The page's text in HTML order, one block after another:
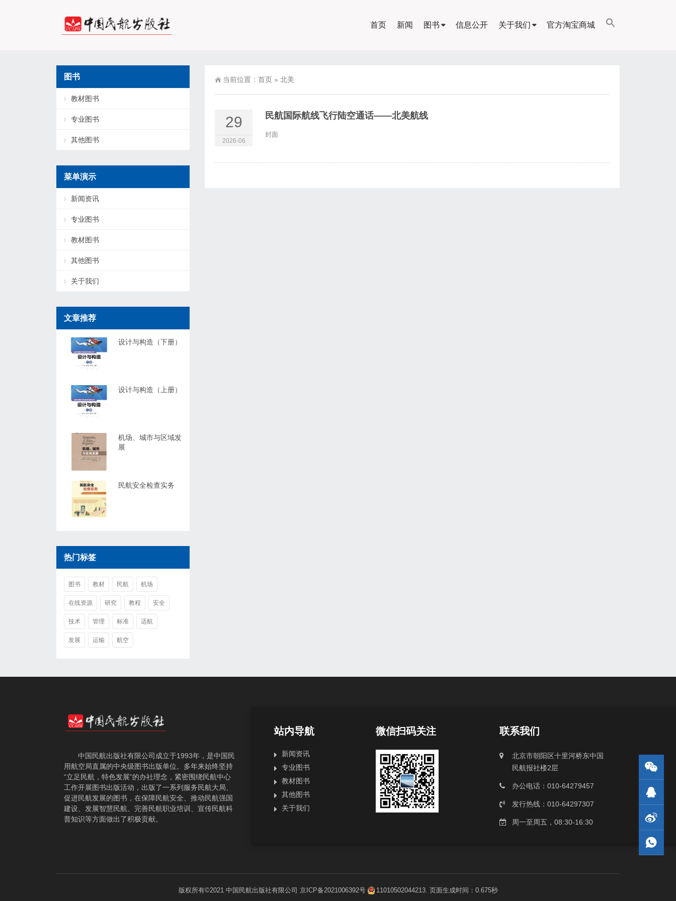
首页 新闻 图书 信息公开 关于我们 官方淘宝商城
当前位置： 首页 » 北美
29
2026-06
民航国际航线飞行陆空通话——北美航线
封面
图书
教材图书
专业图书
其他图书
菜单演示
新闻资讯
专业图书
教材图书
其他图书
关于我们
文章推荐
设计与构造（下册）
设计与构造（上册）
机场、城市与区域发
展
民航安全检查实务
热门标签
图书 教材 民航 机场
在线资源 研究 教程 安全
技术 管理 标准 适航
发展 运输 航空
中国民航出版社有限公司成立于1993年，是中国民
用航空局直属的中央级图书出版单位。多年来始终坚持
“立足民航，特色发展”的办社理念，紧密围绕民航中心
工作开展图书出版活动，出版了一系列服务民航大局、
促进民航发展的图书，在保障民航安全、推动民航强国
建设、发展智慧民航、完善民航职业培训、宣传民航科
普知识等方面做出了积极贡献。
站内导航
新闻资讯
专业图书
教材图书
其他图书
关于我们
微信扫码关注 联系我们
北京市朝阳区十里河桥东中国
民航报社楼2层
办公电话：010-64279457
发行热线：010-64297307
周一至周五，08:30-16:30
版权所有©2021 中国民航出版社有限公司 京ICP备2021006392号 11010502044213. 页面生成时间：0.675秒